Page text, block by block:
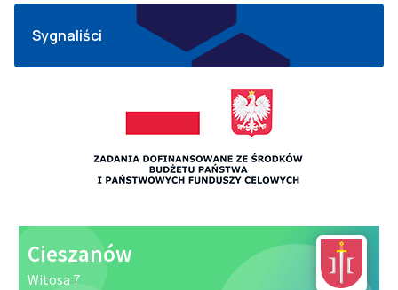
Sygnaliści